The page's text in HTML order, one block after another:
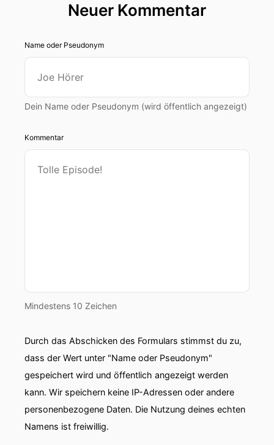
Neuer Kommentar
Name oder Pseudonym
Dein Name oder Pseudonym (wird öffentlich angezeigt)
Kommentar
Mindestens 10 Zeichen
Durch das Abschicken des Formulars stimmst du zu,
dass der Wert unter "Name oder Pseudonym"
gespeichert wird und öffentlich angezeigt werden
kann. Wir speichern keine IP-Adressen oder andere
personenbezogene Daten. Die Nutzung deines echten
Namens ist freiwillig.